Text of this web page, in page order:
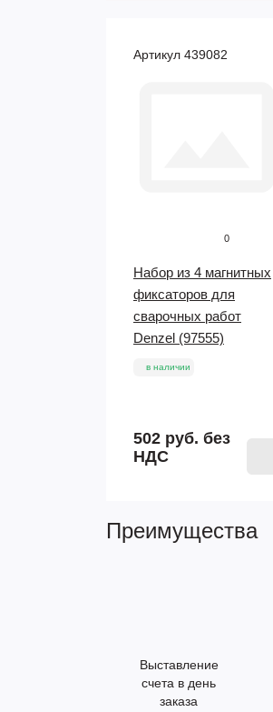
Артикул 439082
0
Набор из 4 магнитных
фиксаторов для
сварочных работ
Denzel (97555)
в наличии
502 руб. без
НДС
Преимущества
Выставление
счета в день
заказа